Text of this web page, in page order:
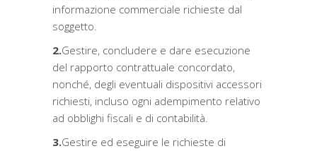
informazione commerciale richieste dal
soggetto.
2.Gestire, concludere e dare esecuzione
del rapporto contrattuale concordato,
nonché, degli eventuali dispositivi accessori
richiesti, incluso ogni adempimento relativo
ad obblighi fiscali e di contabilità.
3.Gestire ed eseguire le richieste di